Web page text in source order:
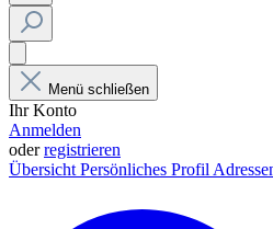
Menü schließen
Ihr Konto
Anmelden
oderregistrieren
Übersicht Persönliches Profil